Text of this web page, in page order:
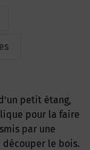
pour la faire
par une
le bois.